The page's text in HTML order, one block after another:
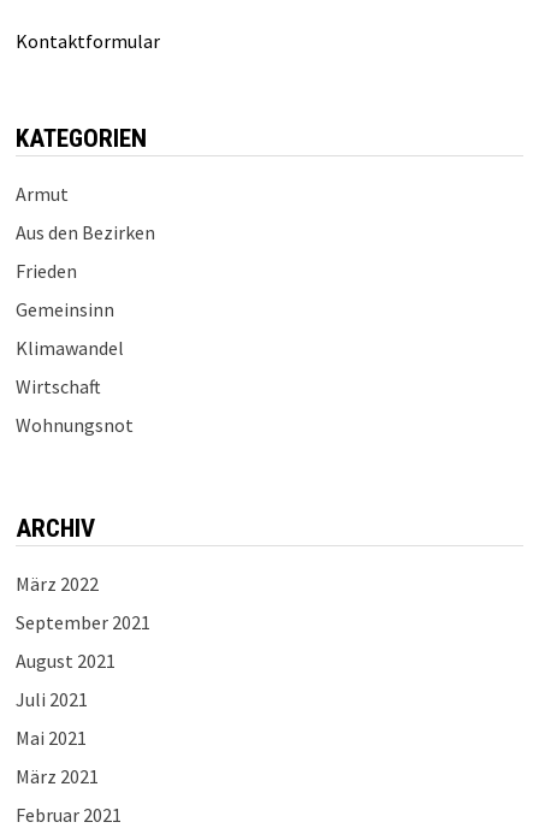
Kontaktformular
KATEGORIEN
Armut
Aus den Bezirken
Frieden
Gemeinsinn
Klimawandel
Wirtschaft
Wohnungsnot
ARCHIV
März 2022
September 2021
August 2021
Juli 2021
Mai 2021
März 2021
Februar 2021